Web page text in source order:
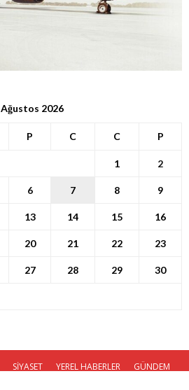
Ağustos 2026
P C C P
1 2
6 7 8 9
13 14 15 16
20 21 22 23
27 28 29 30
SİYASET YEREL HABERLER
GÜNDEM